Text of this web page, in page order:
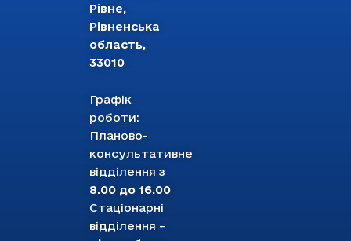
Рівне,
Рівненська
область,
33010
Графік
роботи:
Планово-
консультативне
відділення з
8.00 до 16.00
Стаціонарні
відділення –